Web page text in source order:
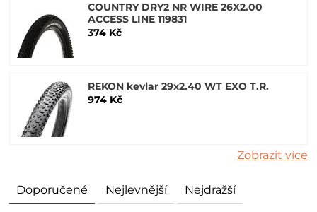
COUNTRY DRY2 NR WIRE 26X2.00
ACCESS LINE 119831
374 Kč
REKON kevlar 29x2.40 WT EXO T.R.
974 Kč
Zobrazit více
Doporučené Nejlevnější Nejdražší